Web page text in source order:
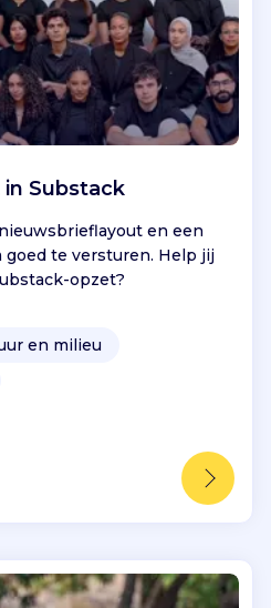
Substack
en een
goed te versturen. Help jij
opzet?
en milieu